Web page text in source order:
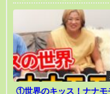
①世界のキッス！ナナモ